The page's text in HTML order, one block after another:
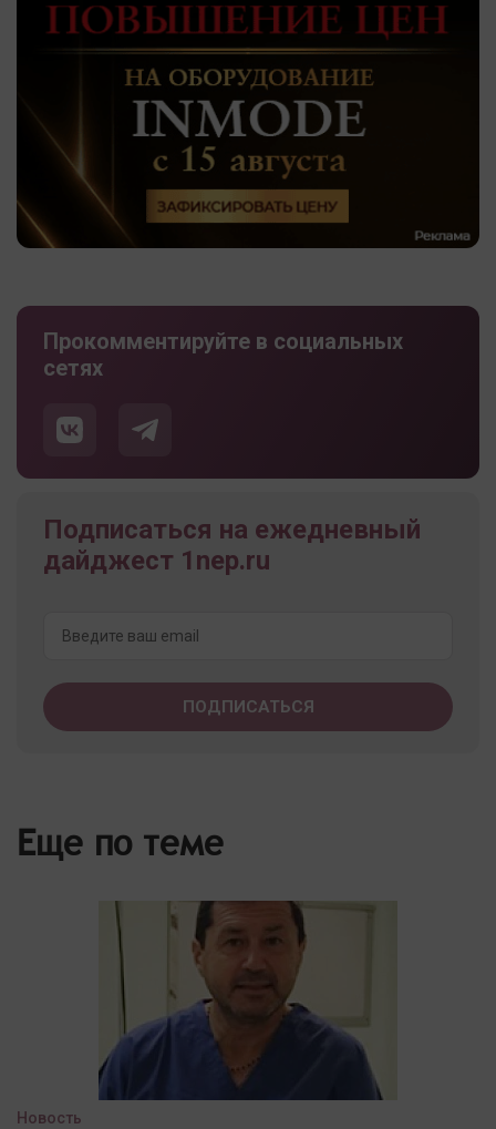
Прокомментируйте в социальных
сетях
Подписаться на ежедневный
дайджест 1nep.ru
Еще по теме
Новость